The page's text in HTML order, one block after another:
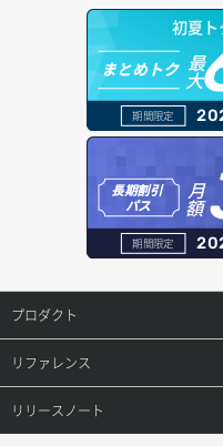
ボリュームイメージ保存
ボリュームタイプ一覧取得
ボリュームタイプ詳細取得
ボリューム一覧取得
ボリューム削除
ボリューム更新
ボリューム詳細一覧取得
アタッチ済みボリューム一覧
アタッチ済みボリューム詳細
コンソールURL発行
サーバーに紐づくアドレス取得
サーバーに紐づくアドレス取
サーバープラン一覧取得
サーバープラン変更
サーバープラン詳細一覧取得
セキュリティグループ ルール
セキュリティグループ ルール
セキュリティグループ ルール
セキュリティグループ ルール
セキュリティグループ一覧取得
ヘルスモニタ一覧取得
ヘルスモニタ作成
ヘルスモニタ削除
ヘルスモニタ更新
ヘルスモニタ詳細取得
メンバー更新
メンバー詳細取得
オブジェクトダウンロード
オブジェクトバージョン管理
オブジェクト一覧取得
オブジェクト削除
オブジェクト削除予約
オブジェクト複製
オブジェクト詳細取得
コンテナ一覧取得
コンテナ作成
ドメイン情報登録
ドメイン詳細取得
レコード一覧取得
レコード作成
レコード更新
レコード詳細取得
初夏ト
まとめトク 最
大
期間限定
長期割引
パス
月
額
期間限定
プロダクト
プロダクトトップ
ConoHa VPS(Ver.3.0)
リファレンス
リファレンストップ
リリースノート